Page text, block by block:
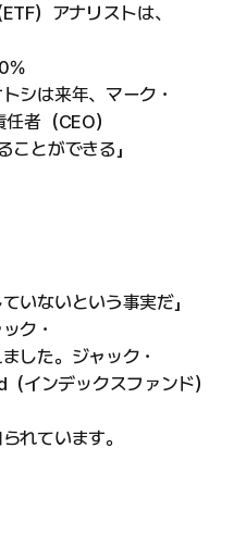
）アナリストは、
％
シは来年、マーク・
者（CEO）
ことができる」
いないという事実だ」
ク・
した。ジャック・
インデックスファンド）
れています。